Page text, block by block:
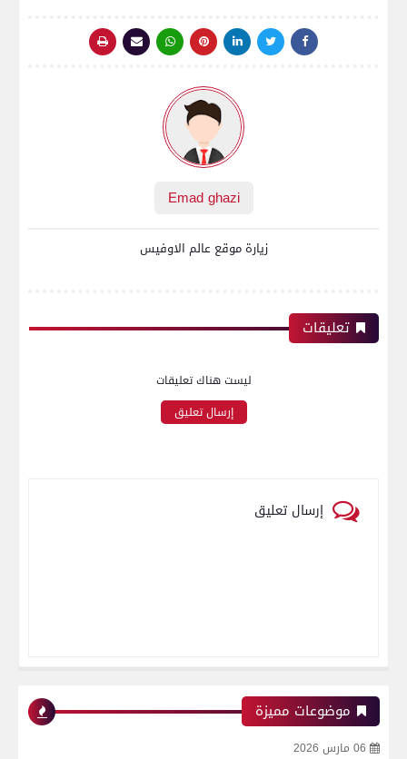
Emad ghazi
زيارة موقع عالم الاوفيس
تعليقات
ليست هناك تعليقات
إرسال تعليق
إرسال تعليق
موضوعات مميزة
06 مارس 2026